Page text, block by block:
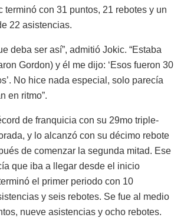
terminó con 31 puntos, 21 rebotes y un
22 asistencias.
deba ser así”, admitió Jokic. “Estaba
Gordon) y él me dijo: ‘Esos fueron 30
No hice nada especial, solo parecía
en ritmo”.
de franquicia con su 29mo triple-
y lo alcanzó con su décimo rebote
de comenzar la segunda mitad. Ese
que iba a llegar desde el inicio
el primer periodo con 10
y seis rebotes. Se fue al medio
nueve asistencias y ocho rebotes.